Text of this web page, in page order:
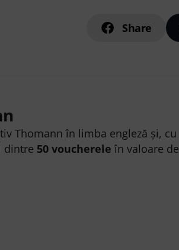
Share
Thomann în limba engleză și, cu
dintre 50 voucherele în valoare de